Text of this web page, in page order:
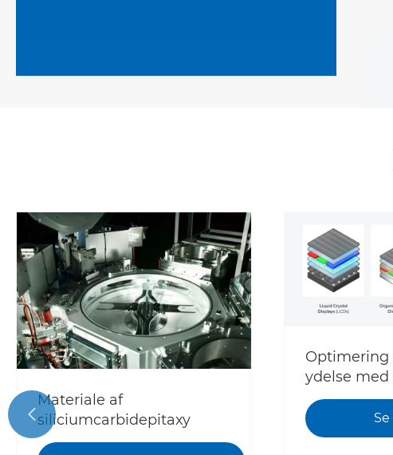
Materiale af
siliciumcarbidepitaxy
Optimering
ydelse med
og
